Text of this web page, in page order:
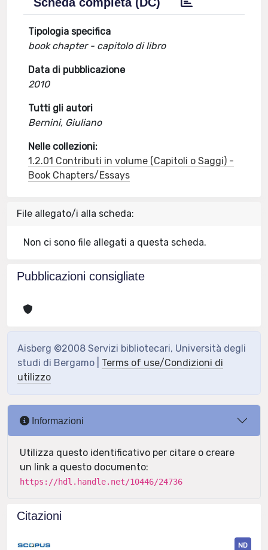
Tipologia specifica
book chapter - capitolo di libro
Data di pubblicazione
2010
Tutti gli autori
Bernini, Giuliano
Nelle collezioni:
1.2.01 Contributi in volume (Capitoli o Saggi) -
Book Chapters/Essays
File allegato/i alla scheda:
Non ci sono file allegati a questa scheda.
Pubblicazioni consigliate
Aisberg ©2008 Servizi bibliotecari, Università degli
studi di Bergamo | Terms of use/Condizioni di
utilizzo
Informazioni
Utilizza questo identificativo per citare o creare
un link a questo documento:
https://hdl.handle.net/10446/24736
Citazioni
ND